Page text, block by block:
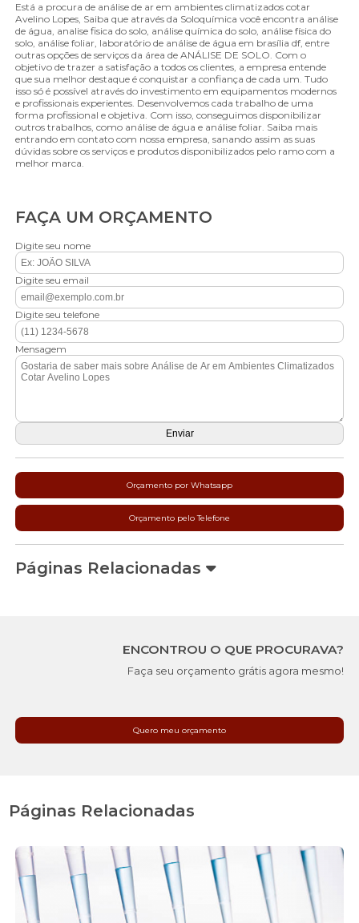
Está a procura de análise de ar em ambientes climatizados cotar
Avelino Lopes, Saiba que através da Soloquímica você encontra análise
de água, analise fisica do solo, análise química do solo, análise física do
solo, análise foliar, laboratório de análise de água em brasília df, entre
outras opções de serviços da área de ANÁLISE DE SOLO. Com o
objetivo de trazer a satisfação a todos os clientes, a empresa entende
que sua melhor destaque é conquistar a confiança de cada um. Tudo
isso só é possível através do investimento em equipamentos modernos
e profissionais experientes. Desenvolvemos cada trabalho de uma
forma profissional e objetiva. Com isso, conseguimos disponibilizar
outros trabalhos, como análise de água e análise foliar. Saiba mais
entrando em contato com nossa empresa, sanando assim as suas
dúvidas sobre os serviços e produtos disponibilizados pelo ramo com a
melhor marca.
FAÇA UM ORÇAMENTO
Digite seu nome
Digite seu email
Digite seu telefone
Mensagem
Orçamento por Whatsapp
Orçamento pelo Telefone
Páginas Relacionadas
ENCONTROU O QUE PROCURAVA?
Faça seu orçamento grátis agora mesmo!
Quero meu orçamento
Páginas Relacionadas